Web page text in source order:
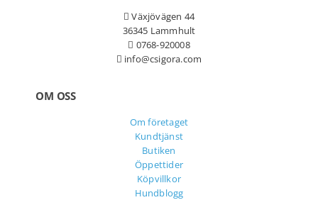
Växjövägen 44
36345 Lammhult
0768-920008
info@csigora.com
OM OSS
Om företaget
Kundtjänst
Butiken
Öppettider
Köpvillkor
Hundblogg